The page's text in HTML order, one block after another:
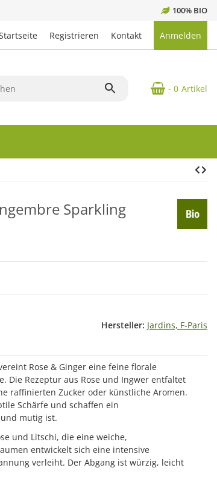
100% BIO
Registrieren Kontakt Anmelden
- 0 Artikel
Sparkling
Hersteller: Jardins, F-Paris
Rose & Ginger eine feine florale
Die Rezeptur aus Rose und Ingwer entfaltet
raffinierten Zucker oder künstliche Aromen.
Schärfe und schaffen ein
mutig ist.
und Litschi, die eine weiche,
entwickelt sich eine intensive
verleiht. Der Abgang ist würzig, leicht